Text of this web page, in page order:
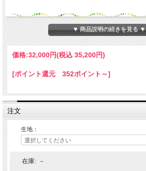
▼ 商品説明の続きを見る ▼
価格:32,000円(税込 35,200円)
[ポイント還元 352ポイント～]
注文
生地：
在庫: －